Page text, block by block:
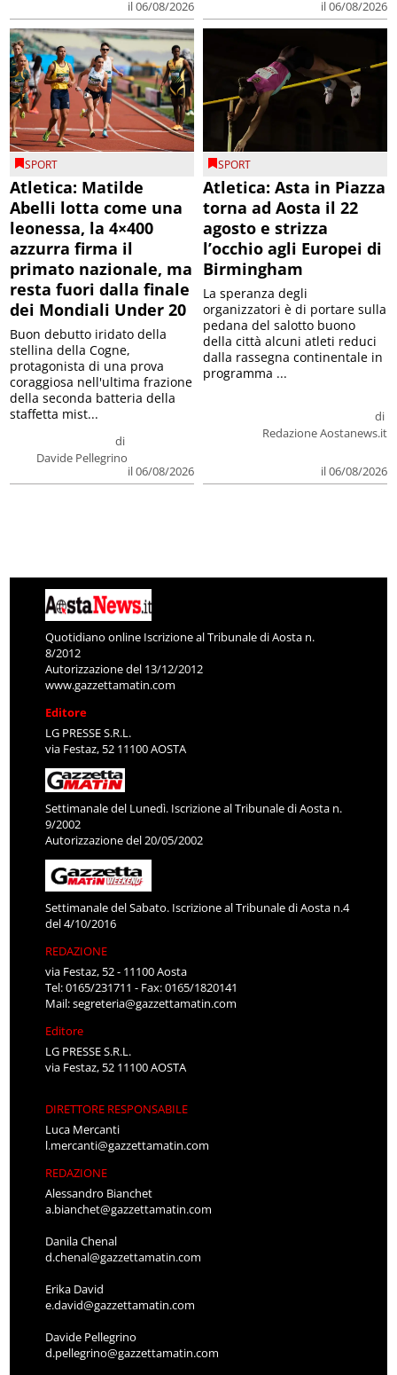
il 06/08/2026
il 06/08/2026
SPORT
Atletica: Matilde
Abelli lotta come una
leonessa, la 4×400
azzurra firma il
primato nazionale, ma
resta fuori dalla finale
dei Mondiali Under 20
di
Davide Pellegrino
il 06/08/2026
Buon debutto iridato della
stellina della Cogne,
protagonista di una prova
coraggiosa nell'ultima frazione
della seconda batteria della
staffetta mist...
SPORT
Atletica: Asta in Piazza
torna ad Aosta il 22
agosto e strizza
l’occhio agli Europei di
Birmingham
di
Redazione Aostanews.it
il 06/08/2026
La speranza degli
organizzatori è di portare sulla
pedana del salotto buono
della città alcuni atleti reduci
dalla rassegna continentale in
programma ...
Quotidiano online Iscrizione al Tribunale di Aosta n.
8/2012
Autorizzazione del 13/12/2012
www.gazzettamatin.com
Editore
LG PRESSE S.R.L.
via Festaz, 52 11100 AOSTA
Settimanale del Lunedì. Iscrizione al Tribunale di Aosta n.
9/2002
Autorizzazione del 20/05/2002
Settimanale del Sabato. Iscrizione al Tribunale di Aosta n.4
del 4/10/2016
REDAZIONE
via Festaz, 52 - 11100 Aosta
Tel: 0165/231711 - Fax: 0165/1820141
Mail:segreteria@gazzettamatin.com
Editore
LG PRESSE S.R.L.
via Festaz, 52 11100 AOSTA
DIRETTORE RESPONSABILE
Luca Mercanti
l.mercanti@gazzettamatin.com
REDAZIONE
Alessandro Bianchet
a.bianchet@gazzettamatin.com
Danila Chenal
d.chenal@gazzettamatin.com
Erika David
e.david@gazzettamatin.com
Davide Pellegrino
d.pellegrino@gazzettamatin.com